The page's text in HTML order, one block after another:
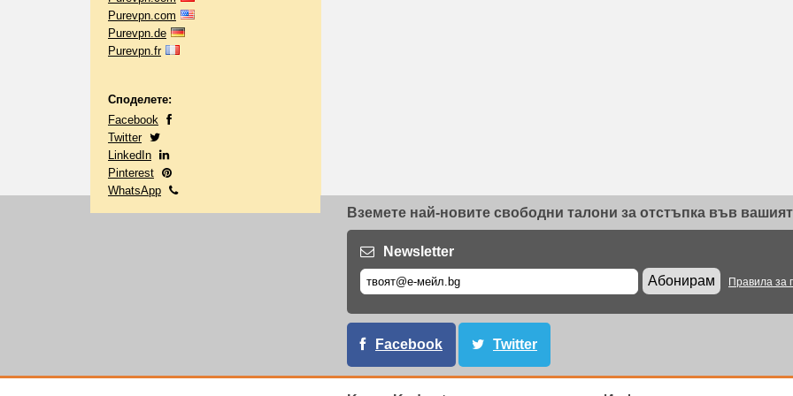
Purevpn.com
Purevpn.de
Purevpn.fr
Споделете:
Facebook
Twitter
LinkedIn
Pinterest
WhatsApp
Вземете най-новите свободни талони за отстъпка във
Newsletter
Абонирам
Правила за
Facebook Twitter